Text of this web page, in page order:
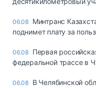
06.08 Минтранс
поднимет плату за
06.08 Первая
федеральной трассе в
06.08 В Челябинской